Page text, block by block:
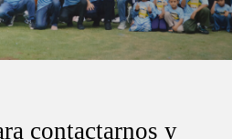
contactarnos y